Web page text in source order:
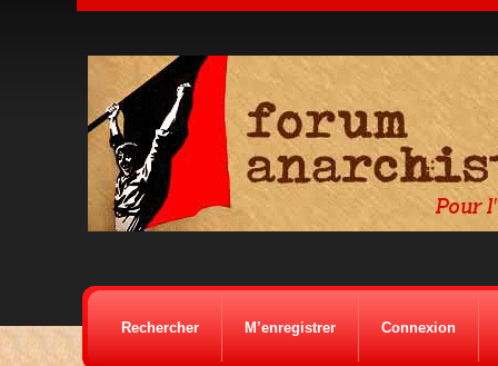
Rechercher M’enregistrer Connexion